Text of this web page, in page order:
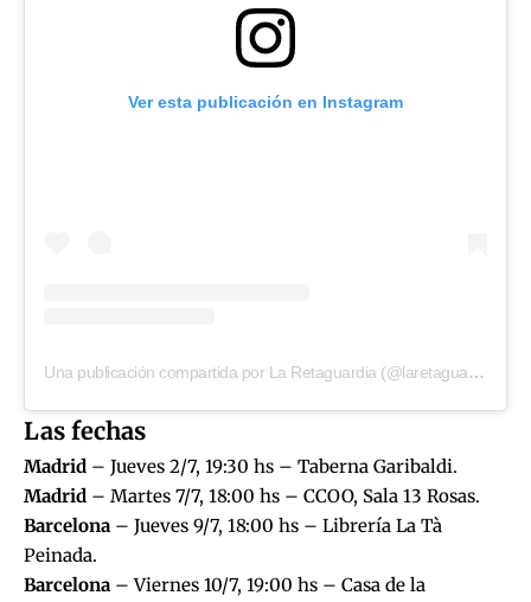
Ver esta publicación en Instagram
Una publicación compartida por La Retaguardia (@laretaguardia)
Las fechas
Madrid – Jueves 2/7, 19:30 hs – Taberna Garibaldi.
Madrid – Martes 7/7, 18:00 hs – CCOO, Sala 13 Rosas.
Barcelona – Jueves 9/7, 18:00 hs – Librería La Tà
Peinada.
Barcelona – Viernes 10/7, 19:00 hs – Casa de la